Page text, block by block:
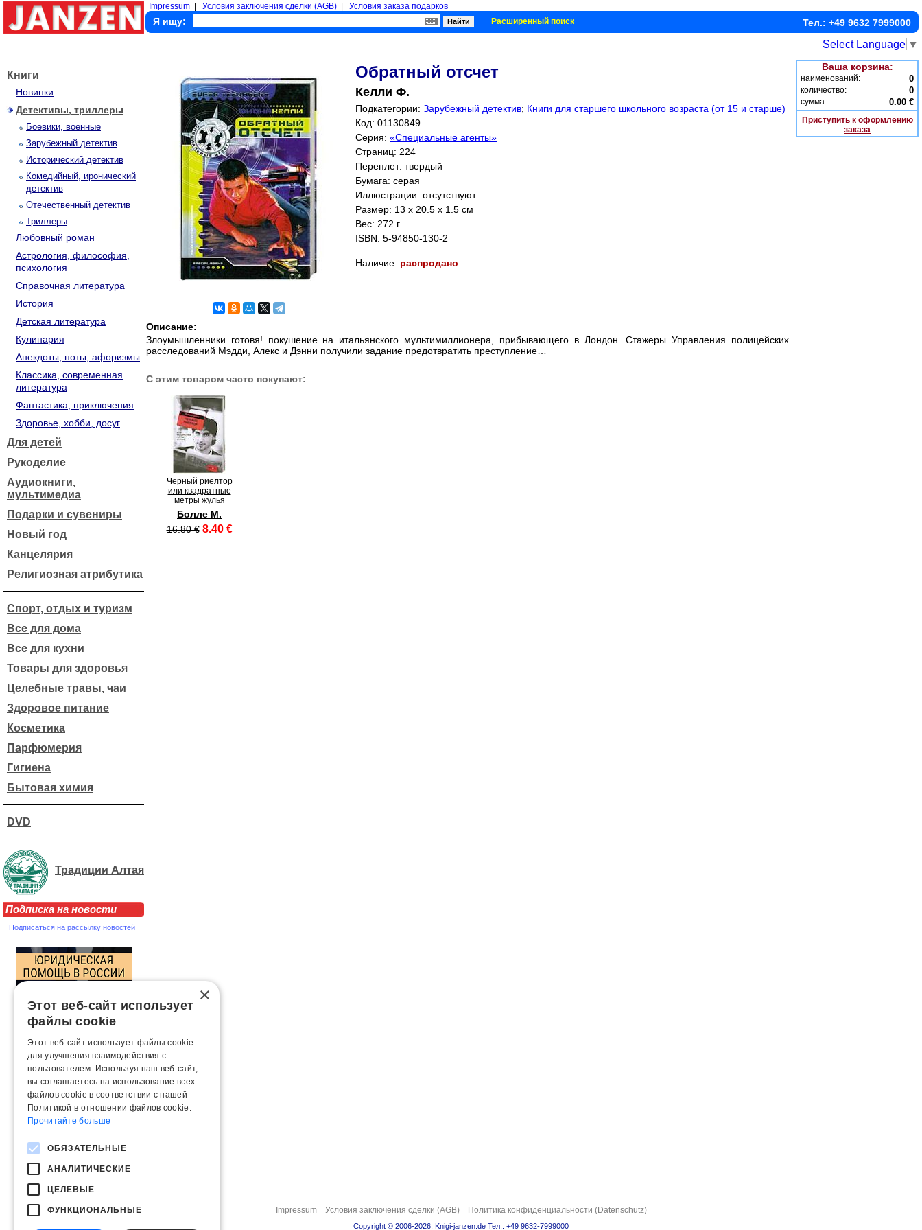
Impressum Условия заключения сделки (AGB) Условия заказа подарков
Я ищу: Расширенный поиск Тел.: +49 9632 7999000
Select Language ▼
Книги
Новинки
Детективы, триллеры
Боевики, военные
Зарубежный детектив
Исторический детектив
Комедийный, иронический
детектив
Отечественный детектив
Триллеры
Любовный роман
Астрология, философия,
психология
Справочная литература
История
Детская литература
Кулинария
Анекдоты, ноты, афоризмы
Классика, современная
литература
Фантастика, приключения
Здоровье, хобби, досуг
Для детей
Рукоделие
Аудиокниги,
мультимедиа
Подарки и сувениры
Новый год
Канцелярия
Религиозная атрибутика
Спорт, отдых и туризм
Все для дома
Все для кухни
Товары для здоровья
Целебные травы, чаи
Здоровое питание
Косметика
Парфюмерия
Гигиена
Бытовая химия
DVD
Традиции Алтая
Подписка на новости
Подписаться на рассылку новостей
Обратный отсчет
Келли Ф.
Подкатегории: Зарубежный детектив; Книги для старшего школьного возраста (от 15 и старше)
Код: 01130849
Серия: «Специальные агенты»
Страниц: 224
Переплет: твердый
Бумага: серая
Иллюстрации: отсутствуют
Размер: 13 x 20.5 x 1.5 см
Вес: 272 г.
ISBN: 5-94850-130-2
Наличие: распродано
Описание:
Злоумышленники готовя! покушение на итальянского мультимиллионера, прибывающего в Лондон. Стажеры Управления полицейских
расследований Мэдди, Алекс и Дэнни получили задание предотвратить преступление…
С этим товаром часто покупают:
Черный риелтор
или квадратные
метры жулья
Болле М.
16.80 € 8.40 €
Ваша корзина:
наименований: 0
количество: 0
сумма: 0.00 €
Приступить к оформлению
заказа
Impressum Условия заключения сделки (AGB) Политика конфиденциальности (Datenschutz)
Copyright © 2006-2026. Knigi-janzen.de Тел.: +49 9632-7999000
×
Этот веб-сайт использует
файлы cookie
Этот веб-сайт использует файлы cookie
для улучшения взаимодействия с
пользователем. Используя наш веб-сайт,
вы соглашаетесь на использование всех
файлов cookie в соответствии с нашей
Политикой в ​​отношении файлов cookie.
Прочитайте больше
ОБЯЗАТЕЛЬНЫЕ
АНАЛИТИЧЕСКИЕ
ЦЕЛЕВЫЕ
ФУНКЦИОНАЛЬНЫЕ